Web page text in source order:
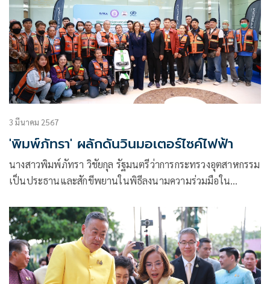
3 มีนาคม 2567
'พิมพ์ภัทรา' ผลักดันวินมอเตอร์ไซค์ไฟฟ้า
นางสาวพิมพ์ภัทรา วิชัยกุล รัฐมนตรีว่าการกระทรวงอุตสาหกรรม
เป็นประธานและสักขีพยานในพิธีลงนามความร่วมมือใน